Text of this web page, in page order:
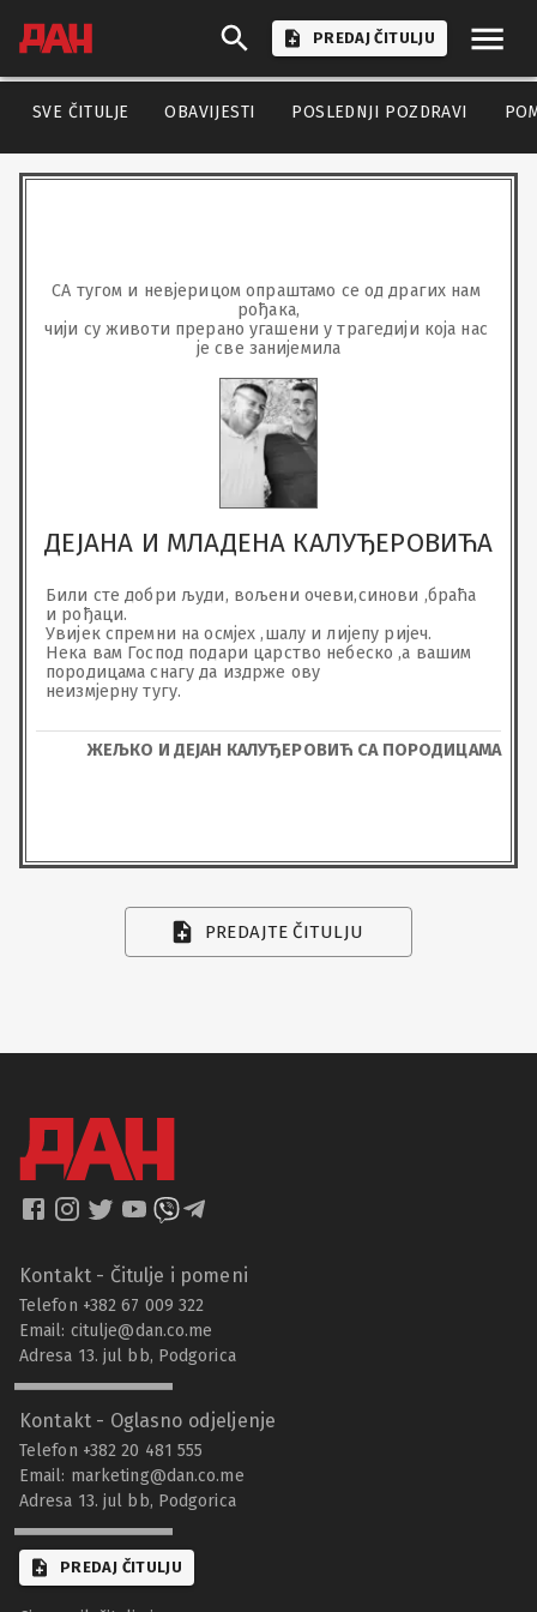
PREDAJ ČITULJU
SVE ČITULJE OBAVIJESTI POSLEDNJI POZDRAVI
СА тугом и невјерицом опраштамо се од драгих нам
рођака,
чији су животи прерано угашени у трагедији која нас
је све занијемила
ДЕЈАНА И МЛАДЕНА КАЛУЂЕРОВИЋА
Били сте добри људи, вољени очеви,синови ,браћа
и рођаци.
Увијек спремни на осмјех ,шалу и лијепу ријеч.
Нека вам Господ подари царство небеско ,а вашим
породицама снагу да издрже ову
неизмјерну тугу.
ЖЕЉКО И ДЕЈАН КАЛУЂЕРОВИЋ СА ПОРОДИЦАМА
PREDAJTE ČITULJU
Kontakt - Čitulje i pomeni
Telefon +382 67 009 322
Email: citulje@dan.co.me
Adresa 13. jul bb, Podgorica
Kontakt - Oglasno odjeljenje
Telefon +382 20 481 555
Email: marketing@dan.co.me
Adresa 13. jul bb, Podgorica
PREDAJ ČITULJU